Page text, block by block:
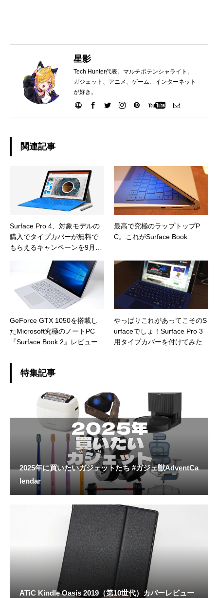
星影
Tech Hunter代表。マルチポテンシャライト。
ガジェット、アニメ、ゲーム、インターネット
が好き。
関連記事
Surface Pro 4、対象モデルの
購入でタイプカバーが無料で
もらえるキャンペーンを9月30
最高で究極のラップトップP
C。これがSurface Book
GeForce GTX 1050を搭載し
たMicrosoft究極のノートPC
『Surface Book 2』レビュー
やっぱりこれがあってこそのS
urfaceでしょ！Surface Pro 3
用タイプカバーを付けてみた
特集記事
2025年に買いたいガジェットたち #ガジェ獣AdventCa
lendar
ATiC Kindle Oasis 2019（第10世代）カバーレビュー